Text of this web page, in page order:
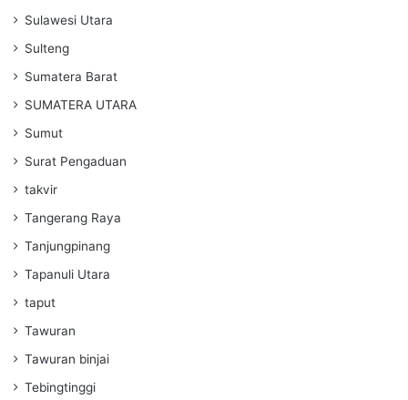
Sulawesi Utara
Sulteng
Sumatera Barat
SUMATERA UTARA
Sumut
Surat Pengaduan
takvir
Tangerang Raya
Tanjungpinang
Tapanuli Utara
taput
Tawuran
Tawuran binjai
Tebingtinggi